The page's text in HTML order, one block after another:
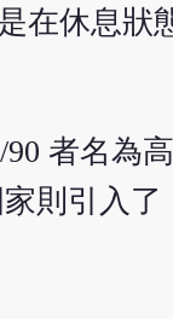
在休息狀
者名為
則引入